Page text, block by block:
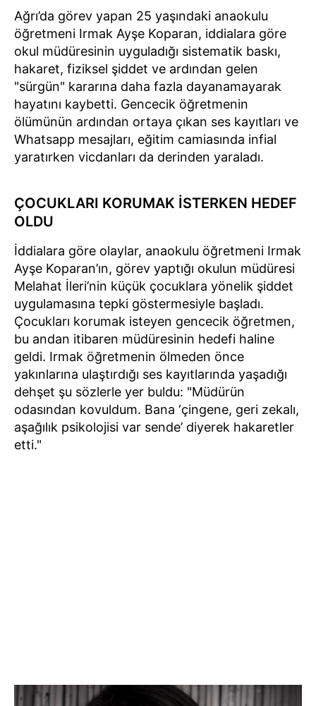
Ağrı’da görev yapan 25 yaşındaki anaokulu
öğretmeni Irmak Ayşe Koparan, iddialara göre
okul müdüresinin uyguladığı sistematik baskı,
hakaret, fiziksel şiddet ve ardından gelen
"sürgün" kararına daha fazla dayanamayarak
hayatını kaybetti. Gencecik öğretmenin
ölümünün ardından ortaya çıkan ses kayıtları ve
Whatsapp mesajları, eğitim camiasında infial
yaratırken vicdanları da derinden yaraladı.
ÇOCUKLARI KORUMAK İSTERKEN HEDEF
OLDU
İddialara göre olaylar, anaokulu öğretmeni Irmak
Ayşe Koparan’ın, görev yaptığı okulun müdüresi
Melahat İleri’nin küçük çocuklara yönelik şiddet
uygulamasına tepki göstermesiyle başladı.
Çocukları korumak isteyen gencecik öğretmen,
bu andan itibaren müdüresinin hedefi haline
geldi. Irmak öğretmenin ölmeden önce
yakınlarına ulaştırdığı ses kayıtlarında yaşadığı
dehşet şu sözlerle yer buldu: "Müdürün
odasından kovuldum. Bana ‘çingene, geri zekalı,
aşağılık psikolojisi var sende’ diyerek hakaretler
etti."